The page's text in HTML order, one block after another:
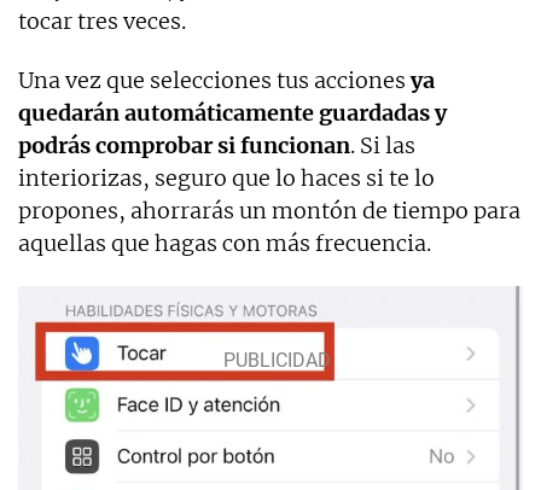
tocar tres veces.
Una vez que selecciones tus accionesya
quedarán automáticamente guardadas y
podrás comprobar si funcionan. Si las
interiorizas, seguro que lo haces si te lo
propones, ahorrarás un montón de tiempo para
aquellas que hagas con más frecuencia.